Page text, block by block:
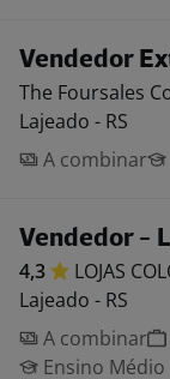
Vendedor
The Foursales
Lajeado - RS
A combinar
Vendedor -
4,3 LOJAS
Lajeado - RS
A combinar
Ensino Médio